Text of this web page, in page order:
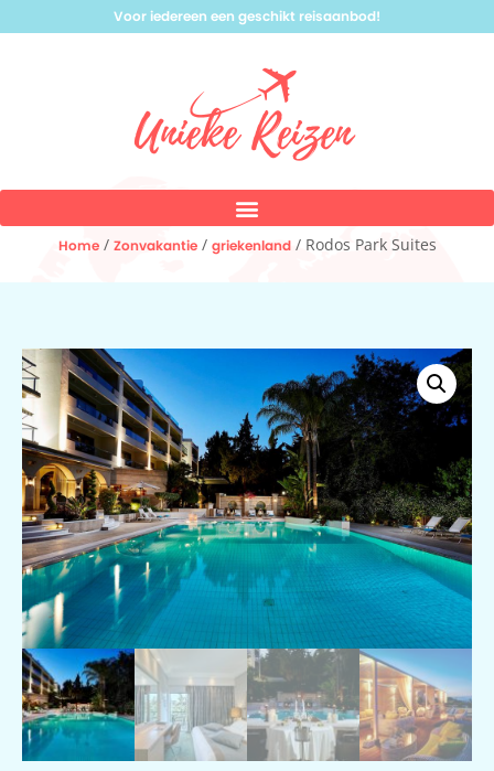
Voor iedereen een geschikt reisaanbod!
Home/ Zonvakantie/ griekenland/ Rodos Park Suites